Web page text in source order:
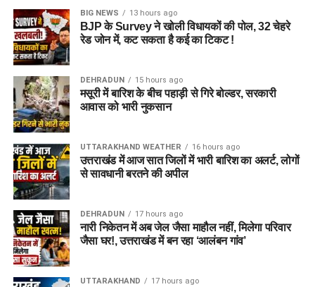
BIG NEWS 13 hours ago
BJP के Survey ने खोली विधायकों की पोल, 32 चेहरे
रेड जोन में, कट सकता है कई का टिकट !
DEHRADUN 15 hours ago
मसूरी में बारिश के बीच पहाड़ी से गिरे बोल्डर, सरकारी
आवास को भारी नुकसान
UTTARAKHAND WEATHER 16 hours ago
उत्तराखंड में आज सात जिलों में भारी बारिश का अलर्ट, लोगों
से सावधानी बरतने की अपील
DEHRADUN 17 hours ago
नारी निकेतन में अब जेल जैसा माहौल नहीं, मिलेगा परिवार
जैसा घर!, उत्तराखंड में बन रहा ‘आलंबन गांव’
UTTARAKHAND 17 hours ago